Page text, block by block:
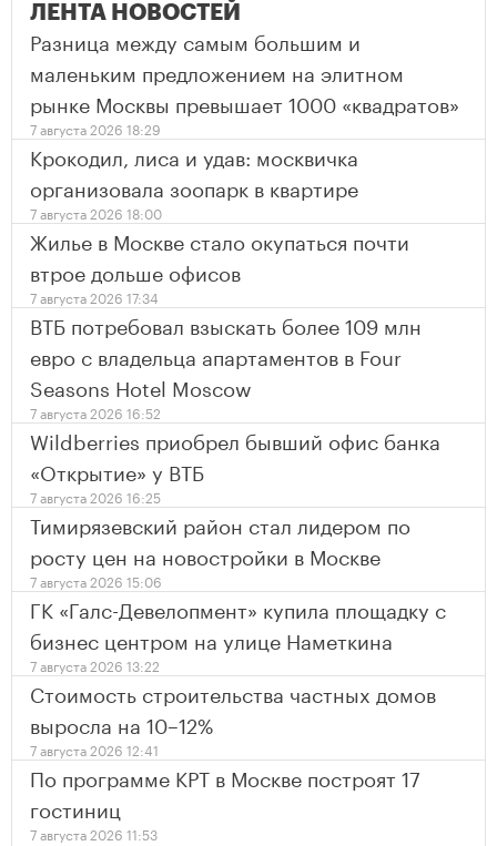
ЛЕНТА НОВОСТЕЙ
Разница между самым большим и
маленьким предложением на элитном
рынке Москвы превышает 1000 «квадратов»
7 августа 2026 18:29
Крокодил, лиса и удав: москвичка
организовала зоопарк в квартире
7 августа 2026 18:00
Жилье в Москве стало окупаться почти
втрое дольше офисов
7 августа 2026 17:34
ВТБ потребовал взыскать более 109 млн
евро с владельца апартаментов в Four
Seasons Hotel Moscow
7 августа 2026 16:52
Wildberries приобрел бывший офис банка
«Открытие» у ВТБ
7 августа 2026 16:25
Тимирязевский район стал лидером по
росту цен на новостройки в Москве
7 августа 2026 15:06
ГК «Галс-Девелопмент» купила площадку с
бизнес центром на улице Наметкина
7 августа 2026 13:22
Стоимость строительства частных домов
выросла на 10–12%
7 августа 2026 12:41
По программе КРТ в Москве построят 17
гостиниц
7 августа 2026 11:53